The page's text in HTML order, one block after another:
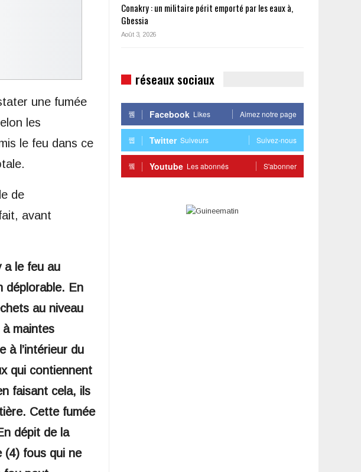
une fumée
les
le feu dans ce
de
avant
a le feu au
déplorable. En
au niveau
à maintes
à l’intérieur du
qui contiennent
faisant cela, ils
Cette fumée
dépit de la
(4) fous qui ne
Conakry : un militaire périt emporté par les eaux à,
Gbessia
Août 3, 2026
réseaux sociaux
Facebook Likes Aimez notre page
Twitter Suiveurs Suivez-nous
Youtube Les abonnés S'abonner